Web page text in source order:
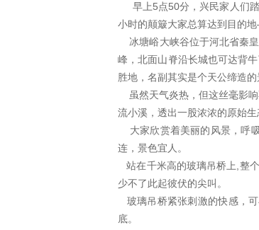
早上5点50分，兴民家人们踏
小时的颠簸大家总算达到目的
冰塘峪大峡谷位于河北省秦皇
峰，北面山脊沿长城也可达背
胜地，名副其实是个天公缔造的
虽然天气炎热，但这丝毫影响
流小溪，透出一股浓浓的原始生
大家欣赏着美丽的风景，呼
连，景色宜人。
站在千米高的玻璃吊桥上,整
少不了此起彼伏的尖叫。
玻璃吊桥紧张刺激的快感，
底。